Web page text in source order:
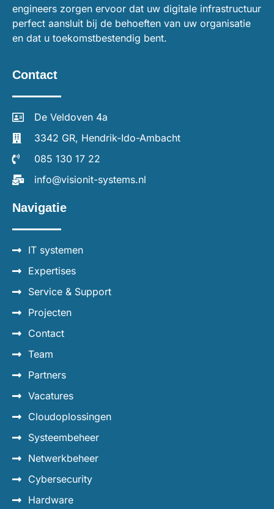
engineers zorgen ervoor dat uw digitale infrastructuur
perfect aansluit bij de behoeften van uw organisatie
en dat u toekomstbestendig bent.
Contact
De Veldoven 4a
3342 GR, Hendrik-Ido-Ambacht
085 130 17 22
info@visionit-systems.nl
Navigatie
IT systemen
Expertises
Service & Support
Projecten
Contact
Team
Partners
Vacatures
Cloudoplossingen
Systeembeheer
Netwerkbeheer
Cybersecurity
Hardware